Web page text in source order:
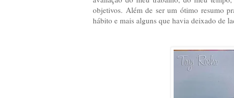
objetivos. Além de ser um ótimo resumo
hábito e mais alguns que havia deixado de